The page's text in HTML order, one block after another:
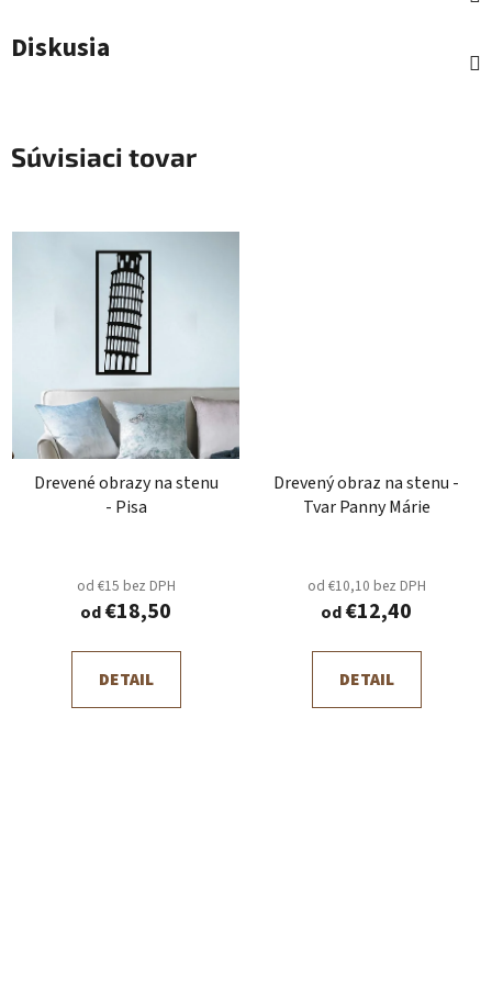
Diskusia
Súvisiaci tovar
Drevené obrazy na stenu
- Pisa
od €15 bez DPH
od€18,50
DETAIL
Drevený obraz na stenu -
Tvar Panny Márie
od €10,10 bez DPH
od€12,40
DETAIL